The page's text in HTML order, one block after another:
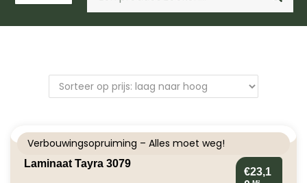
Verbouwingsopruiming – Alles moet weg!
Laminaat Tayra 3079
€23,1